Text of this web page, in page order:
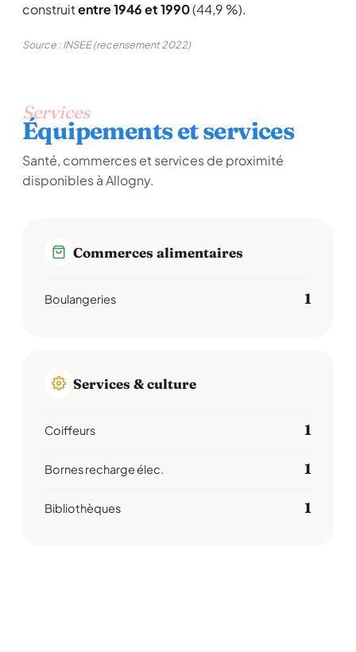
construitentre 1946 et 1990(44,9 %).
Source : INSEE (recensement 2022)
Services
Équipements et services
Santé, commerces et services de proximité
disponibles à Allogny.
Commerces alimentaires
Boulangeries 1
Services & culture
Coiffeurs 1
Bornes recharge élec. 1
Bibliothèques 1